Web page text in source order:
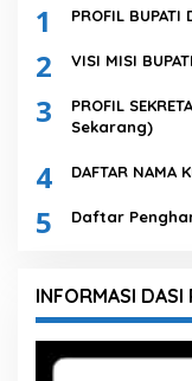
1 PROFIL BUPATI
2 VISI MISI
3
PROFIL
Sekarang)
4 DAFTAR NAMA
5 Daftar
INFORMASI DASI